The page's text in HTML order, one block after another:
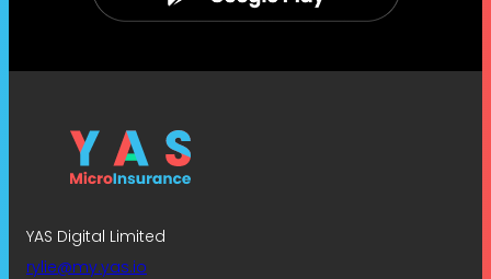
YAS Digital Limited
rylie@my.yas.io